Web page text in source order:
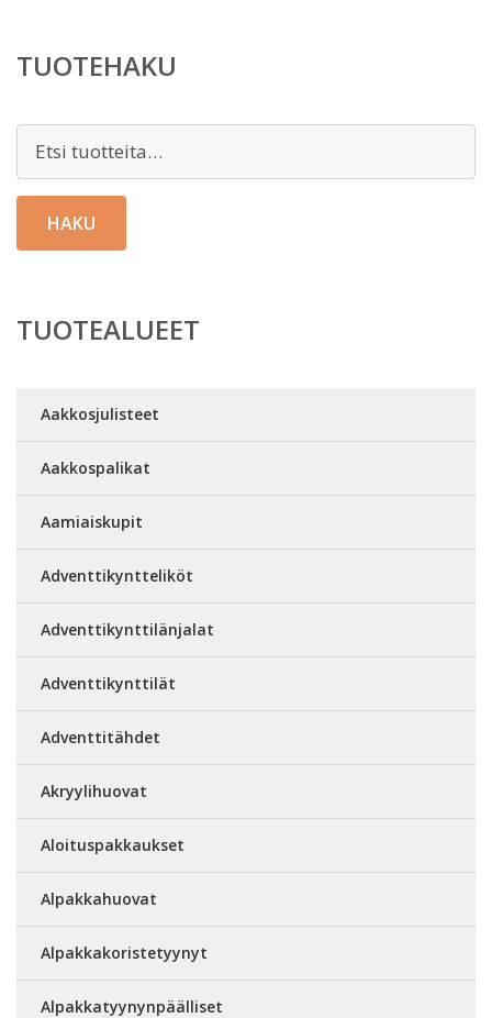
TUOTEHAKU
Etsi:
HAKU
TUOTEALUEET
Aakkosjulisteet
Aakkospalikat
Aamiaiskupit
Adventtikyntteliköt
Adventtikynttilänjalat
Adventtikynttilät
Adventtitähdet
Akryylihuovat
Aloituspakkaukset
Alpakkahuovat
Alpakkakoristetyynyt
Alpakkatyynynpäälliset